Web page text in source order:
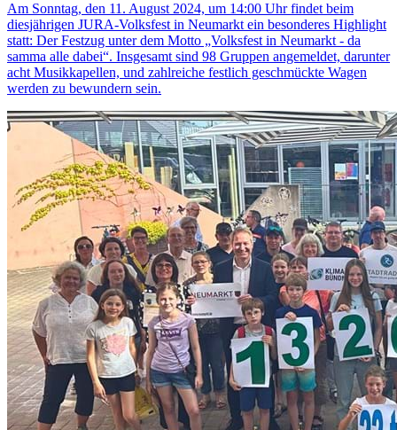
Am Sonntag, den 11. August 2024, um 14:00 Uhr findet beim
diesjährigen JURA-Volksfest in Neumarkt ein besonderes Highlight
statt: Der Festzug unter dem Motto „Volksfest in Neumarkt - da
samma alle dabei“. Insgesamt sind 98 Gruppen angemeldet, darunter
acht Musikkapellen, und zahlreiche festlich geschmückte Wagen
werden zu bewundern sein.